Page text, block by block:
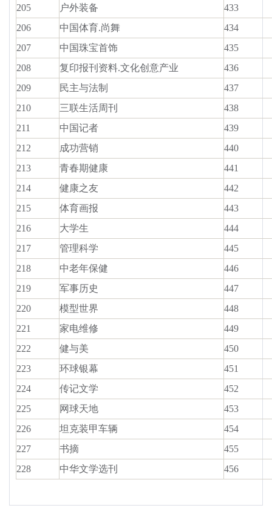
205 户外装备
433
206
中国体育.尚舞
434
207
中国珠宝首饰
435
208
复印报刊资料.文化创意产业
436
209
民主与法制
437
210
三联生活周刊
438
211
中国记者
439
212
成功营销
440
213
青春期健康
441
214
健康之友
442
215
体育画报
443
216
大学生
444
217
管理科学
445
218
中老年保健
446
219
军事历史
447
220
模型世界
448
221
家电维修
449
222
健与美
450
223
环球银幕
451
224
传记文学
452
225
网球天地
453
226
坦克装甲车辆
454
227
书摘
455
228
中华文学选刊 456